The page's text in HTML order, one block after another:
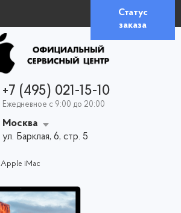
Статус
заказа
+7 (495) 021-15-10
Ежедневное с 9:00 до 20:00
Москва
ул. Барклая, 6, стр. 5
Apple iMac